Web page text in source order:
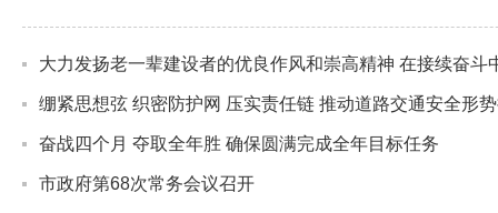
大力发扬老一辈建设者的优良作风和崇高精神 在接续奋斗
绷紧思想弦 织密防护网 压实责任链 推动道路交通安全形
奋战四个月 夺取全年胜 确保圆满完成全年目标任务
市政府第68次常务会议召开